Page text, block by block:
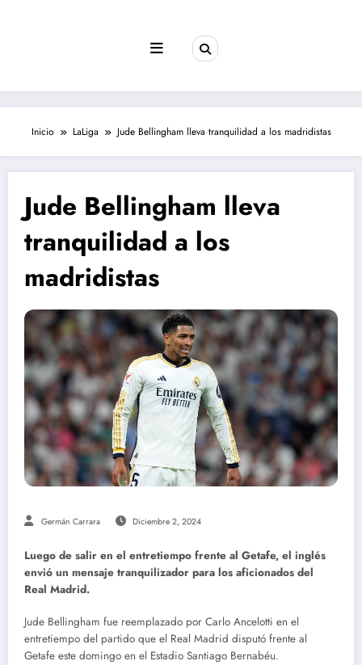
Inicio LaLiga Jude Bellingham lleva tranquilidad a los madridistas
Jude Bellingham lleva
tranquilidad a los
madridistas
Germán Carrara Diciembre 2, 2024
Luego de salir en el entretiempo frente al Getafe, el inglés
envió un mensaje tranquilizador para los aficionados del
Real Madrid.
Jude Bellingham fue reemplazado por Carlo Ancelotti en el
entretiempo del partido que el Real Madrid disputó frente al
Getafe este domingo en el Estadio Santiago Bernabéu.